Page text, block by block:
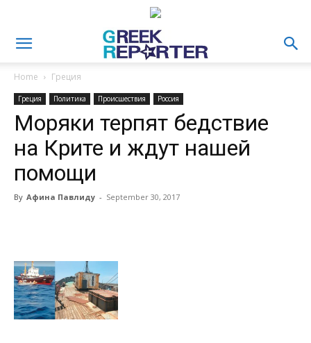
Home Греция
Греция Политика Происшествия Россия
Моряки терпят бедствие
на Крите и ждут нашей
помощи
By Афина Павлиду - September 30, 2017